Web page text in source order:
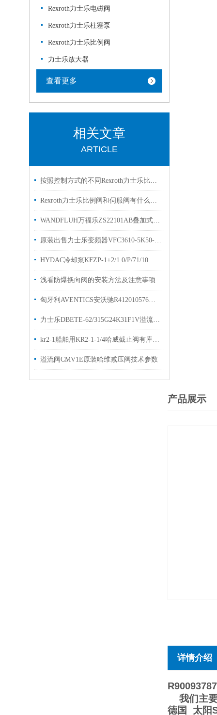
Rexroth力士乐电磁阀
Rexroth力士乐柱塞泵
Rexroth力士乐比例阀
力士乐放大器
查看更多
相关文章
ARTICLE
按照控制方式的不同Rexroth力士乐比例阀可以分为3大类别
Rexroth力士乐比例阀和伺服阀有什么区别？看完这篇文章你就明白了
WANDFLUH万福乐ZS22101AB叠加式换向阀优势供应
原装出售力士乐变频器VFC3610-5K50-3P4-MNA
HYDAC冷却泵KFZP-1+2/1.0/P/71/10电机泵优势出售
浅看防爆换向阀的安装方法及注意事项
匈牙利AVENTICS安沃驰R412010576气动接头
力士乐DBETE-62/315G24K31F1V溢流阀技术参数
kr2-1船舶用KR2-1-1/4哈威截止阀有库存欢迎选购
溢流阀CMV1E原装哈维减压阀技术参数
产品展示
详情介绍
我们主要
德国 太阳